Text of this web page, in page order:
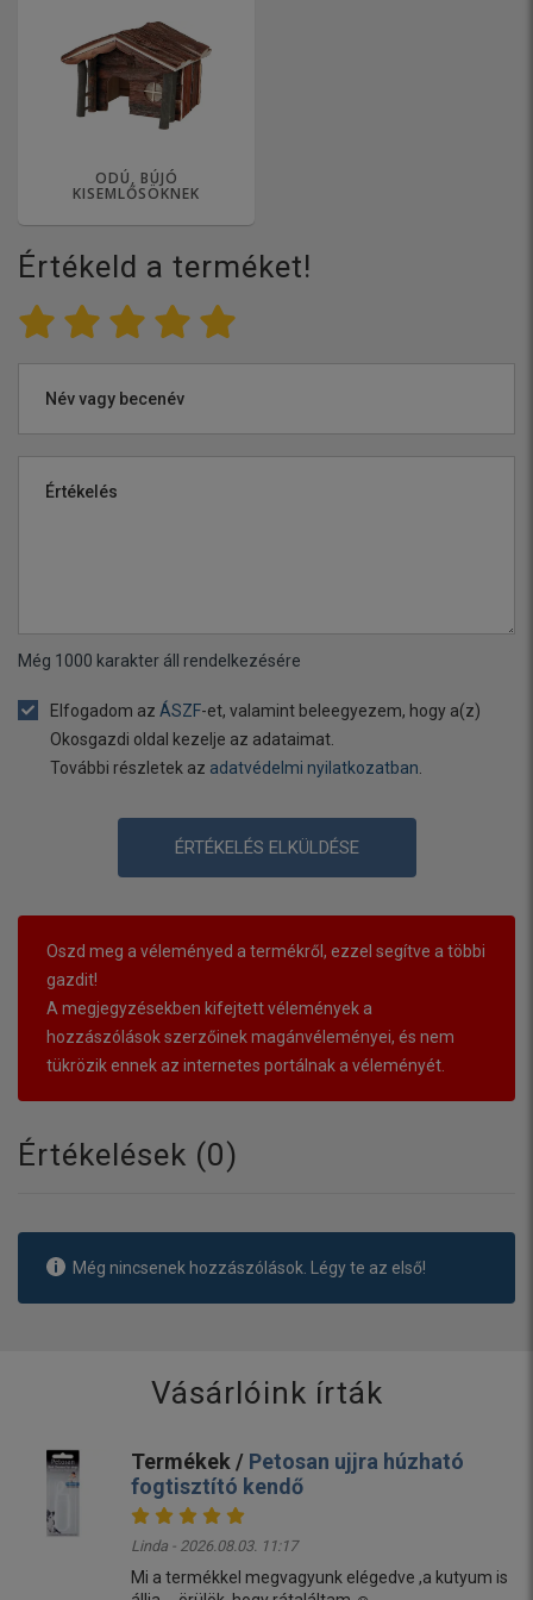
ODÚ, BÚJÓ
KISEMLŐSÖKNEK
Értékeld a terméket!
Név vagy becenév
Értékelés
Még 1000 karakter áll rendelkezésére
Elfogadom az ÁSZF-et, valamint beleegyezem, hogy a(z)
Okosgazdi oldal kezelje az adataimat.
További részletek az adatvédelmi nyilatkozatban
ÉRTÉKELÉS ELKÜLDÉSE
Oszd meg a véleményed a termékről, ezzel segítve a többi
gazdit!
A megjegyzésekben kifejtett vélemények a
hozzászólások szerzőinek magánvéleményei, és nem
tükrözik ennek az internetes portálnak a véleményét.
Értékelések (0)
Még nincsenek hozzászólások. Légy te az első!
Vásárlóink írták
Termékek / Petosan ujjra húzható
fogtisztító kendő
Linda - 2026.08.03. 11:17
Mi a termékkel megvagyunk elégedve ,a kutyum is